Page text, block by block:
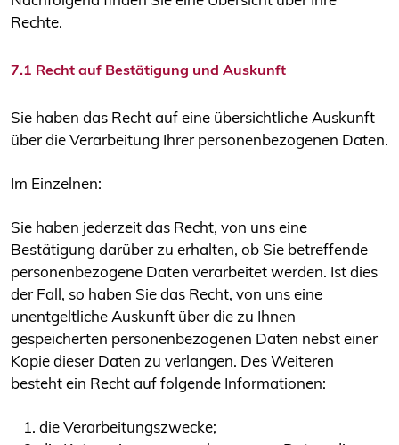
Rechte.
7.1 Recht auf Bestätigung und Auskunft
Sie haben das Recht auf eine übersichtliche Auskunft
über die Verarbeitung Ihrer personenbezogenen Daten.
Im Einzelnen:
Sie haben jederzeit das Recht, von uns eine
Bestätigung darüber zu erhalten, ob Sie betreffende
personenbezogene Daten verarbeitet werden. Ist dies
der Fall, so haben Sie das Recht, von uns eine
unentgeltliche Auskunft über die zu Ihnen
gespeicherten personenbezogenen Daten nebst einer
Kopie dieser Daten zu verlangen. Des Weiteren
besteht ein Recht auf folgende Informationen:
die Verarbeitungszwecke;